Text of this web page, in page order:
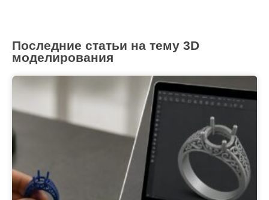
Последние статьи на тему 3D
моделирования